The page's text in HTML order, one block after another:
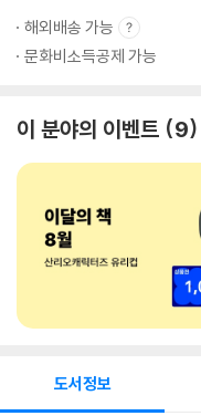
해외배송 가능
문화비소득공제 가능
이 분야의 이벤트 9
도서정보